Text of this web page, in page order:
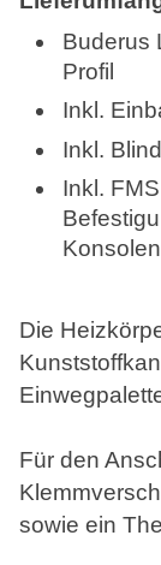
Buderus
Profil
Inkl.
Inkl.
Inkl.
Die
Für den
sowie ein